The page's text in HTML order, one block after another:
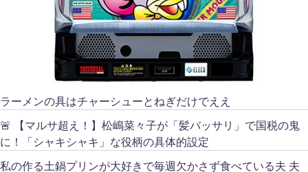
ラーメンの具はチャーシューとねぎだけでええ
🚨 【マルサ超え！】松嶋菜々子が「髪バッサリ」で国税の鬼
に！「シャキシャキ」な役柄の具体的設定
私の作る土鍋プリンが大好きで毎週欠かさず食べている夫 夫